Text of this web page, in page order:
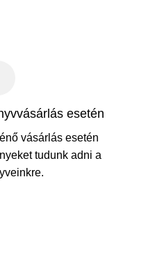
esetén
vásárlás esetén
tudunk adni a